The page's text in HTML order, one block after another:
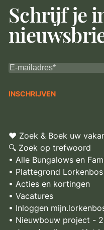
Schrijf je
♥ Zoek & Boek uw
🔍 Zoek op trefwoord
• Alle Bungalows en
• Plattegrond Lorkenbos
• Acties en kortingen
• Vacatures
• Inloggen
• Nieuwbouw project -